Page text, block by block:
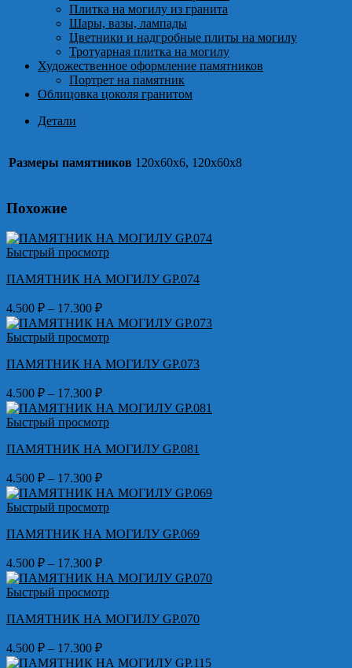
Плитка на могилу из гранита
Шары, вазы, лампады
Цветники и надгробные плиты на могилу
Тротуарная плитка на могилу
Художественное оформление памятников
Портрет на памятник
Облицовка цоколя гранитом
Детали
Размеры памятников 120х60х6, 120х60х8
Похожие
Быстрый просмотр
ПАМЯТНИК НА МОГИЛУ GP.074
4.500 ₽ – 17.300 ₽Диапазон
цен:
4.500 ₽
17.300 ₽
Быстрый просмотр
ПАМЯТНИК НА МОГИЛУ GP.073
4.500 ₽ – 17.300 ₽Диапазон
цен:
4.500 ₽
17.300 ₽
Быстрый просмотр
ПАМЯТНИК НА МОГИЛУ GP.081
4.500 ₽ – 17.300 ₽Диапазон
цен:
4.500 ₽
17.300 ₽
Быстрый просмотр
ПАМЯТНИК НА МОГИЛУ GP.069
4.500 ₽ – 17.300 ₽Диапазон
цен:
4.500 ₽
17.300 ₽
Быстрый просмотр
ПАМЯТНИК НА МОГИЛУ GP.070
4.500 ₽ – 17.300 ₽Диапазон
цен: